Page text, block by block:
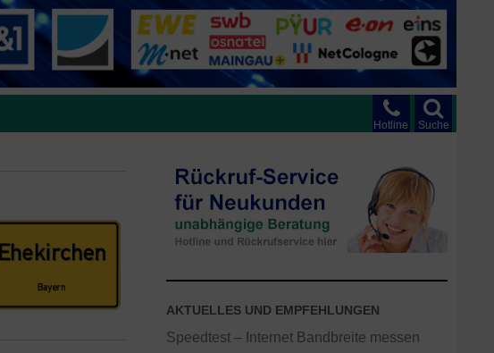
Suche
Hotline
AKTUELLES UND EMPFEHLUNGEN
Speedtest – Internet Bandbreite messen